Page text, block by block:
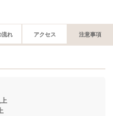
流れ アクセス 注意事項